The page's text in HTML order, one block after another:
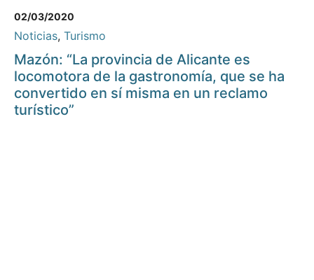
02/03/2020
Noticias, Turismo
Mazón: “La provincia de Alicante es
locomotora de la gastronomía, que se ha
convertido en sí misma en un reclamo
turístico”